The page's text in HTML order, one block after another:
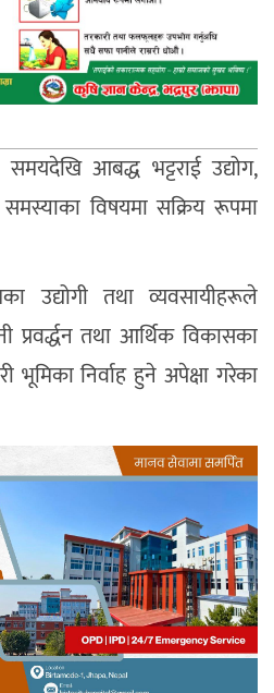
समयदेखि आबद्ध भट्टराई उद्योग,
समस्याका विषयमा सक्रिय रूपमा
उद्योगी तथा व्यवसायीहरूले
प्रवर्द्धन तथा आर्थिक विकासका
भूमिका निर्वाह हुने अपेक्षा गरेका